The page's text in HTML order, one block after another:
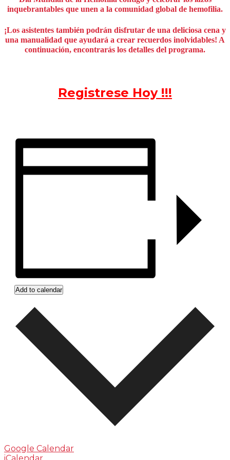
inquebrantables que unen a la comunidad global de hemofilia.
¡Los asistentes también podrán disfrutar de una deliciosa cena y
una manualidad que ayudará a crear recuerdos inolvidables! A
continuación, encontrarás los detalles del programa.
Registrese Hoy !!!
Add to calendar
Google Calendar